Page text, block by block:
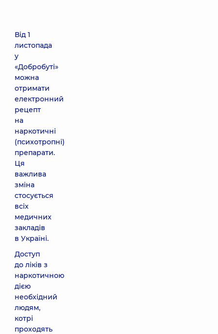
Від 1
листопада
у
«Добробуті»
можна
отримати
електронний
рецепт
на
наркотичні
(психотропні)
препарати.
Ця
важлива
зміна
стосується
всіх
медичних
закладів
в Україні.
Доступ
до ліків з
наркотичною
дією
необхідний
людям,
котрі
проходять